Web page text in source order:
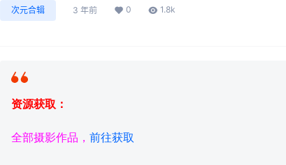
次元合辑 3 年前 0 1.8k
资源获取：
全部摄影作品， 前往获取